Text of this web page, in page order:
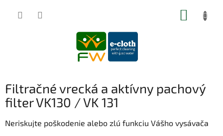
Filtračné vrecká a aktívny pachový
filter VK130 / VK 131
Neriskujte poškodenie alebo zlú funkciu Vášho vysávača